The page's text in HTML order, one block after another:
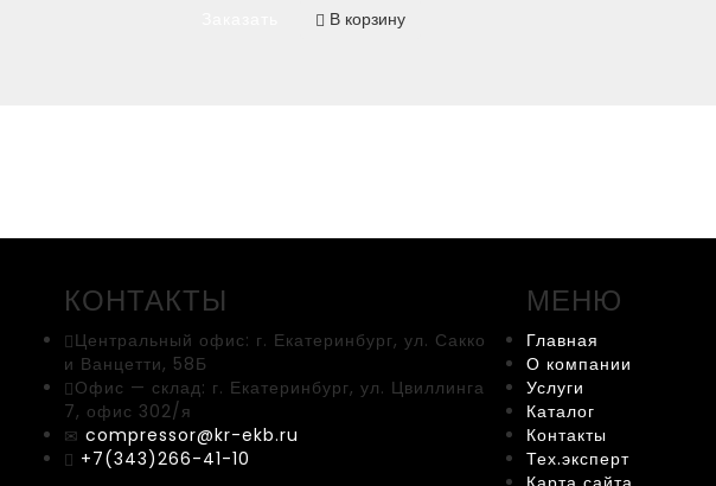
В корзину
КОНТАКТЫ
Центральный офис: г. Екатеринбург, ул. Сакко
и Ванцетти, 58Б
Офис — склад: г. Екатеринбург, ул. Цвиллинга
7, офис 302/я
compressor@kr-ekb.ru
+7(343)266-41-10
МЕНЮ
Главная
О компании
Услуги
Каталог
Контакты
Тех.эксперт